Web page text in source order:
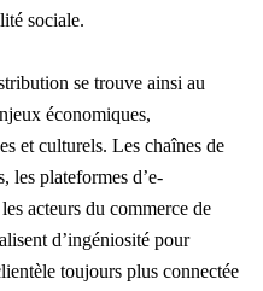
sociale.
se trouve ainsi au
économiques,
et culturels. Les chaînes de
les plateformes d’e-
acteurs du commerce de
d’ingéniosité pour
toujours plus connectée